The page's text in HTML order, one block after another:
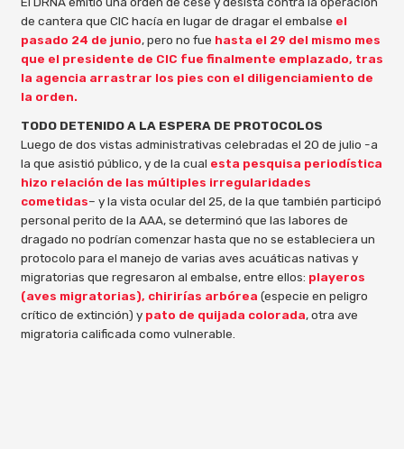
de cantera que CIC hacía en lugar de dragar el embalse el
pasado 24 de junio, pero no fue hasta el 29 del mismo mes
que el presidente de CIC fue finalmente emplazado, tras
la agencia arrastrar los pies con el diligenciamiento de
la orden.
TODO DETENIDO A LA ESPERA DE PROTOCOLOS
Luego de dos vistas administrativas celebradas el 20 de julio -a
la que asistió público, y de la cual esta pesquisa periodística
hizo relación de las múltiples irregularidades
cometidas– y la vista ocular del 25, de la que también participó
personal perito de la AAA, se determinó que las labores de
dragado no podrían comenzar hasta que no se estableciera un
protocolo para el manejo de varias aves acuáticas nativas y
migratorias que regresaron al embalse, entre ellos: playeros
(aves migratorias), chirirías arbórea (especie en peligro
crítico de extinción) y pato de quijada colorada, otra ave
migratoria calificada como vulnerable.